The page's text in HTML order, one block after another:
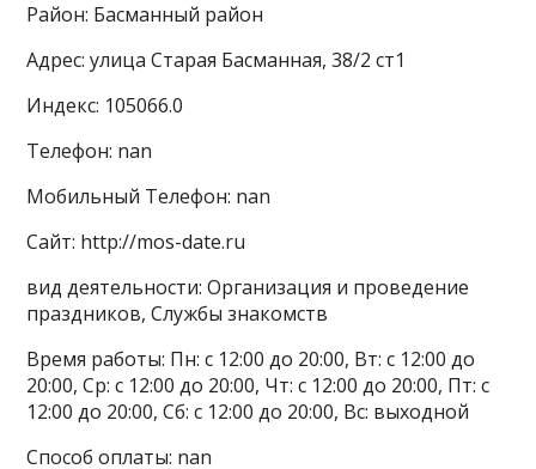
Район: Басманный район
Адрес: улица Старая Басманная, 38/2 ст1
Индекс: 105066.0
Телефон: nan
Мобильный Телефон: nan
Сайт: http://mos-date.ru
вид деятельности: Организация и проведение
праздников, Службы знакомств
Время работы: Пн: с 12:00 до 20:00, Вт: с 12:00 до
20:00, Ср: с 12:00 до 20:00, Чт: с 12:00 до 20:00, Пт: с
12:00 до 20:00, Сб: с 12:00 до 20:00, Вс: выходной
Способ оплаты: nan